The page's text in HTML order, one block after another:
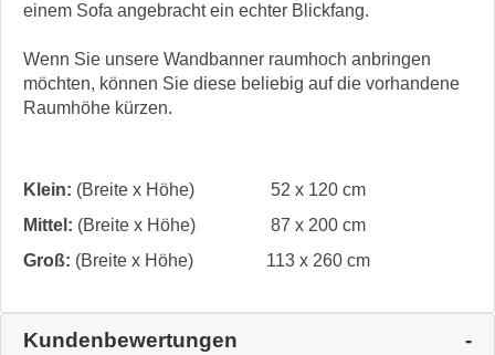
einem Sofa angebracht ein echter Blickfang.
Wenn Sie unsere Wandbanner raumhoch anbringen
möchten, können Sie diese beliebig auf die vorhandene
Raumhöhe kürzen.
Klein: (Breite x Höhe)
52 x 120 cm
Mittel: (Breite x Höhe)
87 x 200 cm
Groß: (Breite x Höhe) 113 x 260 cm
Kundenbewertungen